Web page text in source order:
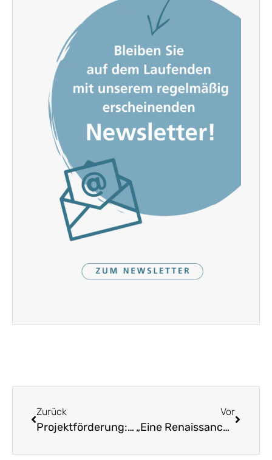
Zurück
Projektförderung: „(Re)-Vitalisierung der Dörfer und Stadtviertel: Ehrenamt belebt Stadt- und Dorfgemeinschaften“
Vor
„Eine Renaissance unseres Berufs!“ – Ein Interview mit Dr. Jörg Heiler